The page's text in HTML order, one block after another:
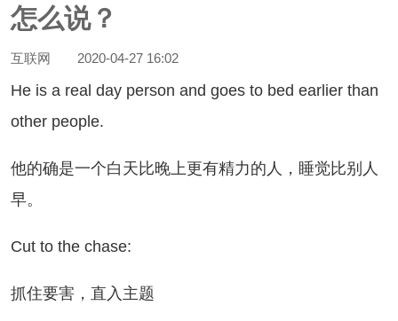
怎么说？
互联网 2020-04-27 16:02
is a real day person and goes to bed earlier than
other people.
确是一个白天比晚上更有精力的人，睡觉比别人
早。
to the chase:
要害，直入主题